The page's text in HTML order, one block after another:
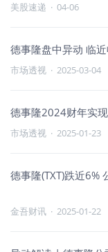
美股速递 · 04-06
德事隆盘中异动 临
市场透视 · 2025-03-04
德事隆2024财年实
市场透视 · 2025-01-23
德事隆(TXT)跌近6%
金吾财讯 · 2025-01-22